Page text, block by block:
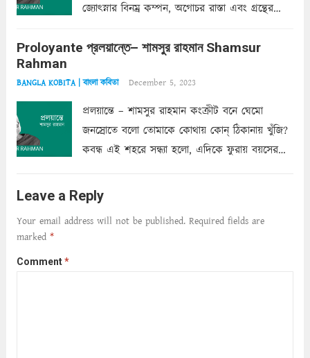
জ্যোৎস্নার বিনম্র কম্পন, অগোচর রাস্তা এবং গ্রন্থের
ছায়াচ্ছন্ন মোহন মিথুন মূর্তি, লোপামুদ্রা ভীষণ বিব্রত
Proloyante প্রলয়ান্তে– শামসুর রাহমান Shamsur
Rahman
BANGLA KOBITA | বাংলা কবিতা December 5, 2023
প্রলয়ান্তে – শামসুর রাহমান কংক্রীট বনে ঘেমো
জনস্রোতে বলো তোমাকে কোথায় কোন্‌ ঠিকানায় খুঁজি?
কবন্ধ এই শহরে সন্ধ্যা হলো, এদিকে ফুরায় বয়সের
আমার শরীরে সখ্য গড়ে, তোমার গহন ঊর্মিল যৌবন
আনে আশ্বন...
Leave a Reply
Your email address will not be published. Required fields are
marked *
Comment*